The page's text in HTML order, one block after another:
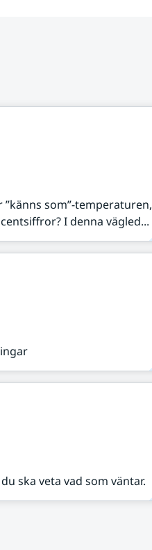
som”-temperaturen,
I denna vägled...
ska veta vad som väntar.